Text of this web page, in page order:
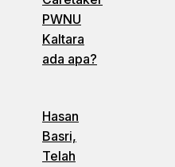
PWNU
Kaltara
ada apa?
Hasan
Basri,
Telah